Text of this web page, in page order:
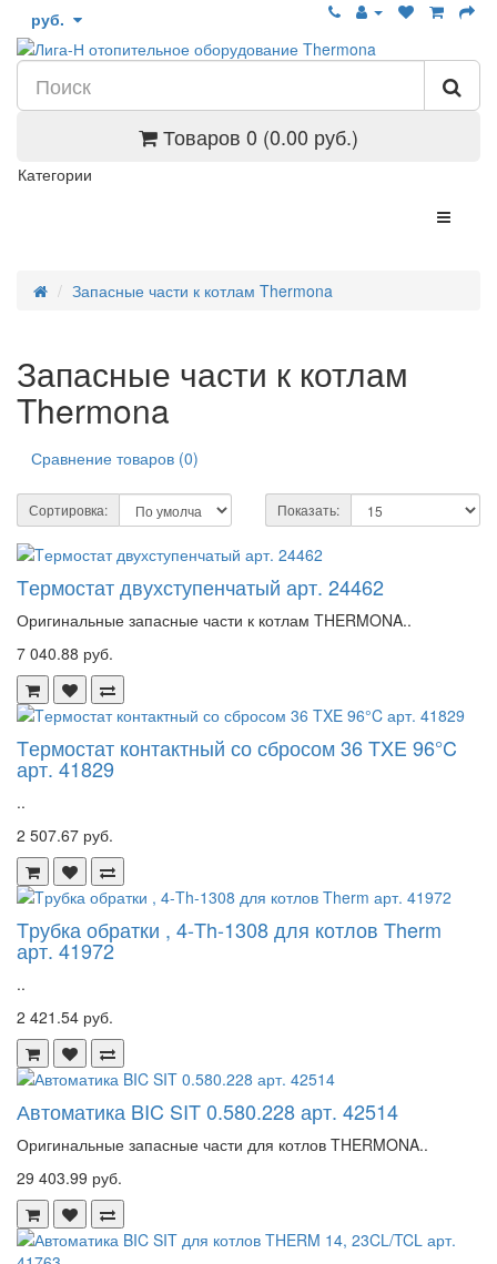
руб.
Товаров 0 (0.00 руб.)
Категории
Запасные части к котлам Thermona
Запасные части к котлам
Thermona
Сравнение товаров (0)
Сортировка: Показать:
Tермостат двухступенчатый арт. 24462
Оригинальные запасные части к котлам THERMONA..
7 040.88 руб.
Tермостат контактный со сбросом 36 TXE 96°C
арт. 41829
..
2 507.67 руб.
Tрубка обратки , 4-Th-1308 для котлов Therm
арт. 41972
..
2 421.54 руб.
Автоматика BIC SIT 0.580.228 арт. 42514
Оригинальные запасные части для котлов THERMONA..
29 403.99 руб.